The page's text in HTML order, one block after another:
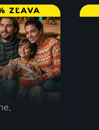
ZĽAVA